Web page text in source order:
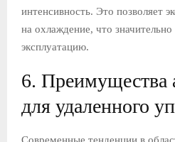
интенсивность. Это позволяет
на охлаждение, что
эксплуатацию.
6. Преимущества
для удаленного
Современные тенденции в